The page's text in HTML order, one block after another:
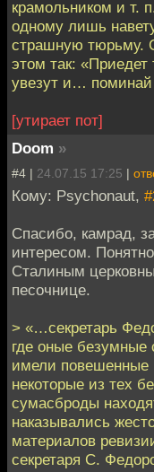
крамольником и т.
одному лишь
страшную тюрьму.
этом так: «Приедет
увезут и… поминай
[утирает пот]
Doom »
#4 | 24.07.15 17:25 |
Кому: Psychonaut,
Спасибо, камрад,
интересом.
Сталиным
песочнице.
> «…секретарь
где оные безумные
имели повешенные
некоторые из тех
сумасброды
наказывались
материалов
секретаря С.